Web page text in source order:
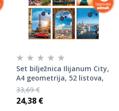
Set bilježnica Ilijanum City,
A4 geometrija, 52 listova,
meki uvez, 10 KOM
33,69 €
24,38 €